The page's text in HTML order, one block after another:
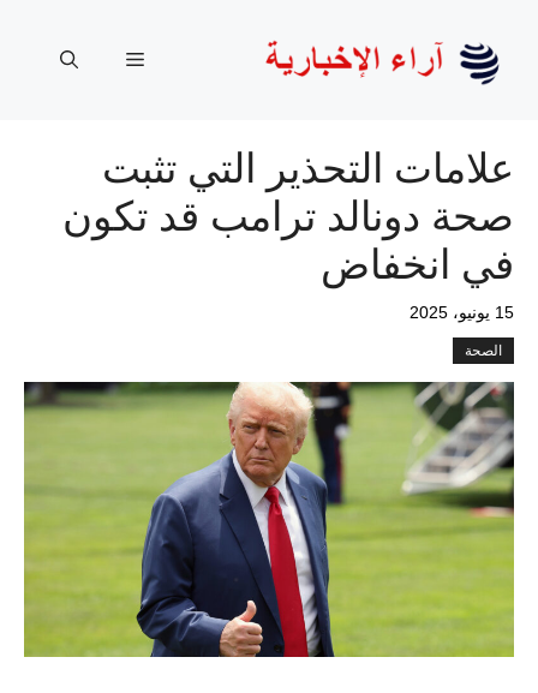
المحتوى
القائمة
علامات التحذير التي تثبت
صحة دونالد ترامب قد تكون
في انخفاض
15 يونيو، 2025
الصحة